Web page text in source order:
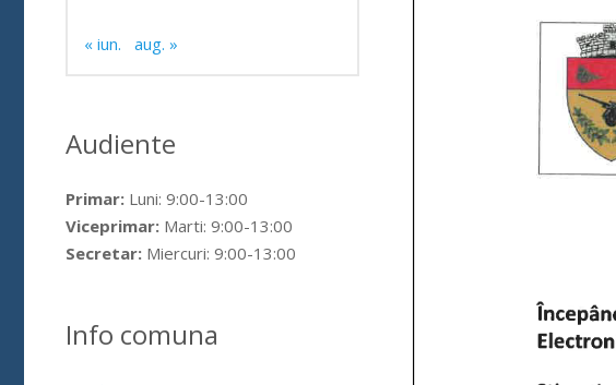
« iun. aug. »
Audiente
Primar:Luni: 9:00-13:00
Viceprimar:Marti: 9:00-13:00
Secretar:Miercuri: 9:00-13:00
Info comuna